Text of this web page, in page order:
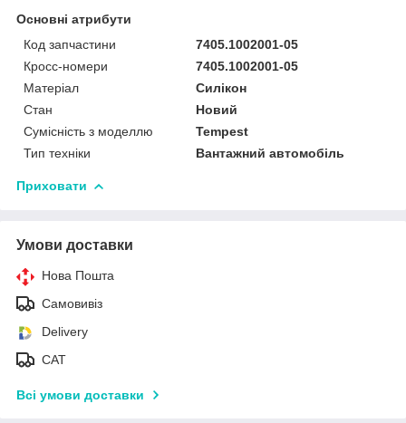
Основні атрибути
Код запчастини
7405.1002001-05
Кросс-номери
7405.1002001-05
Матеріал
Силікон
Стан
Новий
Сумісність з моделлю
Tempest
Тип техніки
Вантажний автомобіль
Приховати
Умови доставки
Нова Пошта
Самовивіз
Delivery
САТ
Всі умови доставки